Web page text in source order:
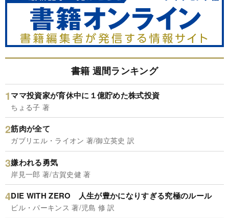
書籍 週間ランキング
ママ投資家が育休中に１億貯めた株式投資
ちょる子 著
筋肉が全て
ガブリエル・ライオン 著/御立英史 訳
嫌われる勇気
岸見一郎 著/古賀史健 著
DIE WITH ZERO 人生が豊かになりすぎる究極のルール
ビル・パーキンス 著/児島 修 訳